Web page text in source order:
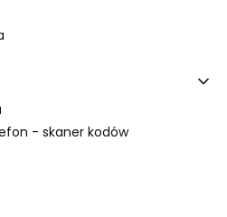
- skaner kodów